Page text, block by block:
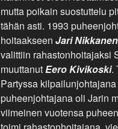
mutta poikain suostuttelu
tähän asti. 1993
hoitaakseenJari Nikkanen
valittiin rahastonhoitajaksi
muuttanutEero Kivikoski.
Partyssa
puheenjohtajana oli Jarin
viimeinen vuotensa